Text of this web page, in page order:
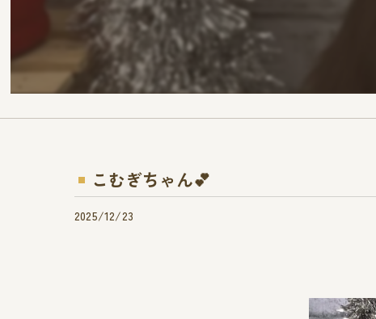
こむぎちゃん︎💕︎︎
2025/12/23